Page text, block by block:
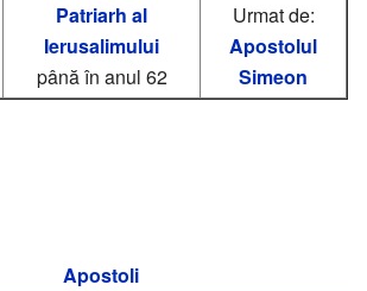
Patriarh al
Ierusalimului
până în anul 62
Urmat de:
Apostolul
Simeon
Apostoli